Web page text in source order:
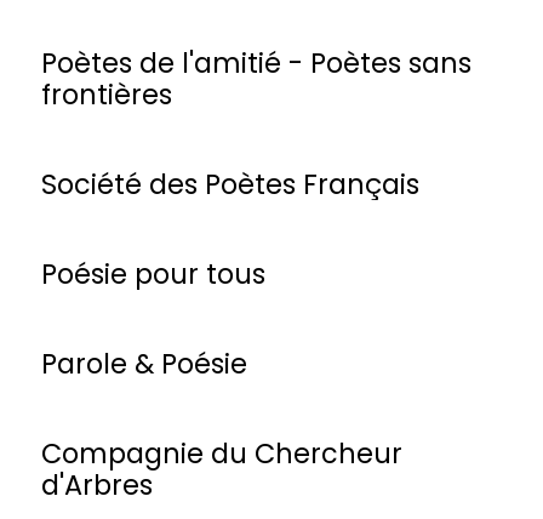
Poètes de l'amitié - Poètes sans
frontières
Société des Poètes Français
Poésie pour tous
Parole & Poésie
Compagnie du Chercheur
d'Arbres